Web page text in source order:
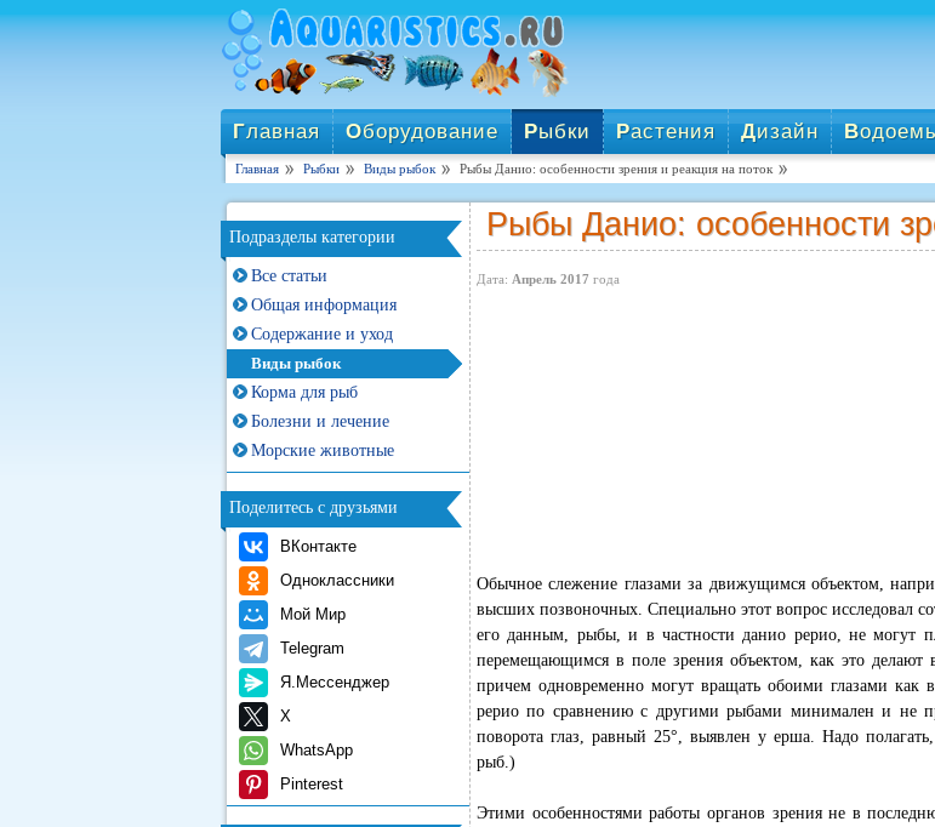
Главная Оборудование Рыбки Растения Дизайн В
Главная Рыбки Виды рыбок Рыбы Данио: особенности зрения и реакция на поток
Подразделы категории
Все статьи
Общая информация
Содержание и уход
Виды рыбок
Корма для рыб
Болезни и лечение
Морские животные
Поделитесь с друзьями
ВКонтакте
Одноклассники
Мой Мир
Telegram
Я.Мессенджер
X
WhatsApp
Pinterest
Рыбы Данио: особенности
Дата: Апрель 2017 года
Обычное слежение глазами за движущимся объектом,
высших позвоночных. Специально этот вопрос
его данным, рыбы, и в частности данио рерио, не могут
перемещающимся в поле зрения объектом, как это
причем одновременно могут вращать обоими глазами
рерио по сравнению с другими рыбами минимален и не
поворота глаз, равный 25°, выявлен у ерша. Надо
рыб.)
Этими особенностями работы органов зрения не в